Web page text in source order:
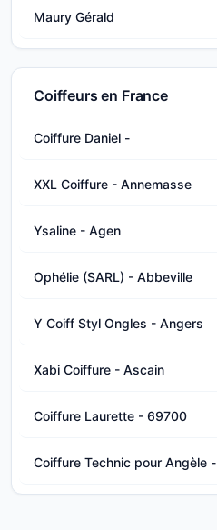
Maury Gérald
Coiffeurs en France
Coiffure Daniel -
XXL Coiffure - Annemasse
Ysaline - Agen
Ophélie (SARL) - Abbeville
Y Coiff Styl Ongles - Angers
Xabi Coiffure - Ascain
Coiffure Laurette - 69700
Coiffure Technic pour Angèle -